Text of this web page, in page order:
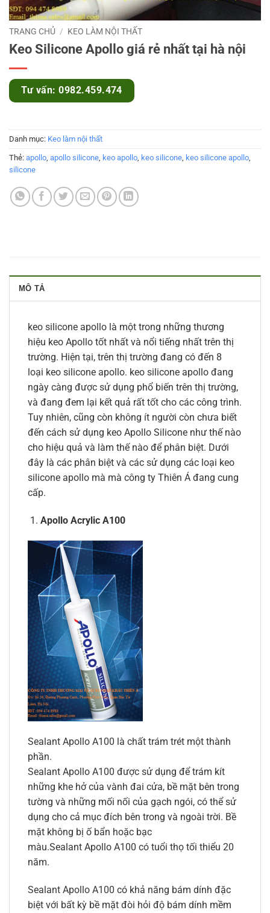
TRANG CHỦ / KEO LÀM NỘI THẤT
Keo Silicone Apollo giá rẻ nhất tại hà nội
Tư vấn: 0982.459.474
Danh mục: Keo làm nội thất
Thẻ: apollo, apollo silicone, keo apollo, keo silicone, keo silicone apollo,
silicone
MÔ TẢ
keo silicone apollo là một trong những thương
hiệu keo Apollo tốt nhất và nổi tiếng nhất trên thị
trường. Hiện tại, trên thị trường đang có đến 8
loại keo silicone apollo. keo silicone apollo đang
ngày càng được sử dụng phổ biến trên thị trường,
và đang đem lại kết quả rất tốt cho các công trình.
Tuy nhiên, cũng còn không ít người còn chưa biết
đến cách sử dụng keo Apollo Silicone như thế nào
cho hiệu quả và làm thế nào để phân biệt. Dưới
đây là các phân biệt và các sử dụng các loại keo
silicone apollo mà mà công ty Thiên Á đang cung
cấp.
Apollo Acrylic A100
Sealant Apollo A100 là chất trám trét một thành
phần.
Sealant Apollo A100 được sử dụng để trám kít
những khe hở của vành đai cửa, bề mặt bên trong
tường và những mối nối của gạch ngói, có thể sử
dụng cho cả mục đích bên trong và ngoài trời. Bề
mặt không bị ố bẩn hoặc bạc
màu.Sealant Apollo A100 có tuổi thọ tối thiểu 20
năm.
Sealant Apollo A100 có khả năng bám dính đặc
biệt với bất kỳ bề mặt đòi hỏi độ bám dính mềm